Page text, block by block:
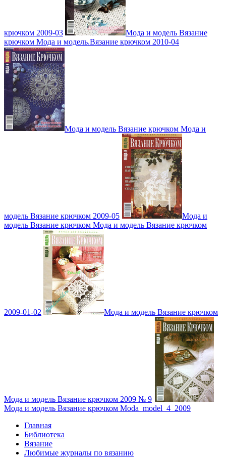
крючком 2009-03
Мода и модель Вязание
крючком Мода и модель.Вязание крючком 2010-04
Мода и модель Вязание крючком Мода и
модель Вязание крючком 2009-05
Мода и
модель Вязание крючком Мода и модель Вязание крючком
2009-01-02 Мода и модель Вязание крючком
Мода и модель Вязание крючком 2009 № 9
Мода и модель Вязание крючком Moda_model_4_2009
Главная
Библиотека
Вязание
Любимые журналы по вязанию